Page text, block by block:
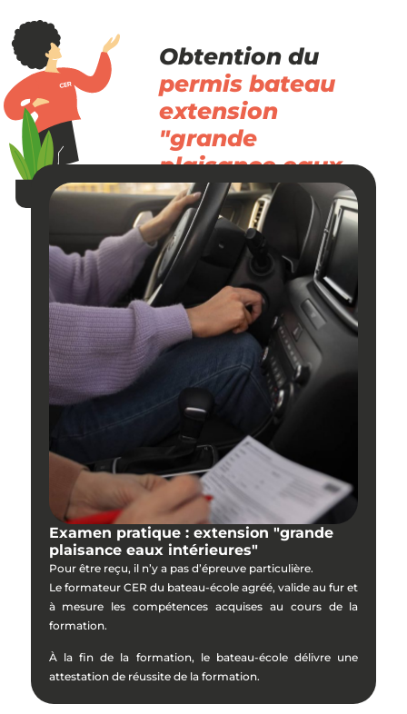
Obtention du
permis bateau
extension
"grande
plaisance eaux
intérieures"
Examen théorique : Examen du Code bateau
Examen pratique : extension "grande
plaisance eaux intérieures"
Pour être reçu, il n’y a pas d’épreuve particulière.
Le formateur CER du bateau-école agréé, valide au fur et
à mesure les compétences acquises au cours de la
formation.
À la fin de la formation, le bateau-école délivre une
attestation de réussite de la formation.